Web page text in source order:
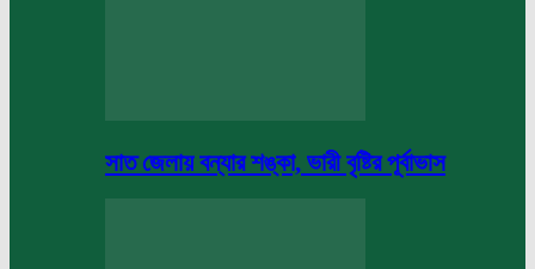
সাত জেলায় বন্যার শঙ্কা, ভারী বৃষ্টির পূর্বাভাস